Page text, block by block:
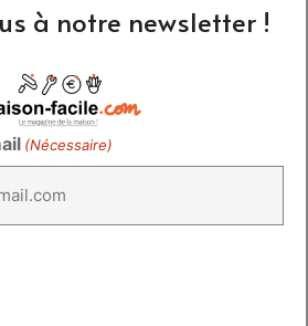
à notre newsletter !
(Nécessaire)